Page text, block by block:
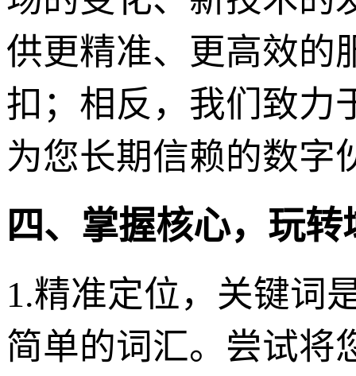
供更精准、更高效的
扣；相反，我们致力
为您长期信赖的数字
四、掌握核心，玩
1.精准定位，关键词
简单的词汇。尝试将